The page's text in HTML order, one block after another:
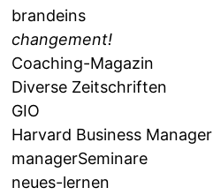
brandeins
changement!
Coaching-Magazin
Diverse Zeitschriften
GIO
Harvard Business Manager
managerSeminare
neues-lernen